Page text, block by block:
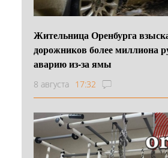
Жительница Оренбурга
дорожников более миллиона
аварию из-за ямы
8 августа 17:32